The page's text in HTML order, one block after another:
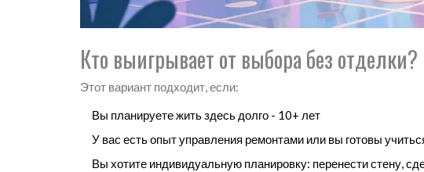
Кто выигрывает от выбора без отделки?
Этот вариант подходит, если:
Вы планируете жить здесь долго - 10+ лет
У вас есть опыт управления ремонтами или вы готовы
Вы хотите индивидуальную планировку: перенести стену,